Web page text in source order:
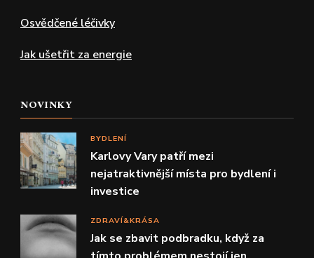
Osvědčené léčivky
Jak ušetřit za energie
NOVINKY
BYDLENÍ
Karlovy Vary patří mezi
nejatraktivnější místa pro bydlení i
investice
ZDRAVÍ&KRÁSA
Jak se zbavit podbradku, když za